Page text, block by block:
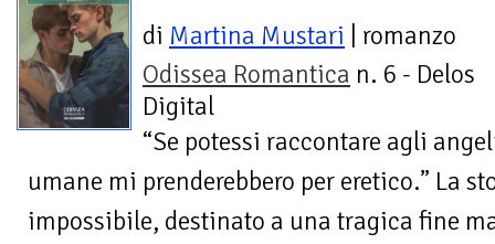
di Martina Mustari | romanzo
Odissea Romantica n. 6 - Delos
Digital
“Se potessi raccontare agli
umane mi prenderebbero per eretico.” La
impossibile, destinato a una tragica fine